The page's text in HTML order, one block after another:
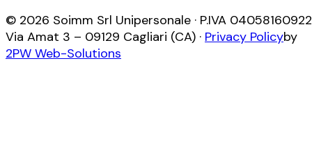
© 2026 Soimm Srl Unipersonale · P.IVA 04058160922
Via Amat 3 – 09129 Cagliari (CA) · Privacy Policyby
2PW Web-Solutions